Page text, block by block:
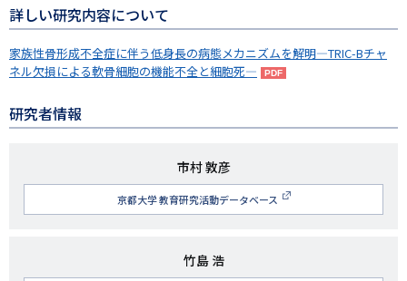
詳しい研究内容について
家族性骨形成不全症に伴う低身長の病態メカニズムを解明―TRIC-Bチャ
ネル欠損による軟骨細胞の機能不全と細胞死―
研究者情報
研
究
者
市村 敦彦
京都大学 教育研究活動データベース
研
竹島 浩